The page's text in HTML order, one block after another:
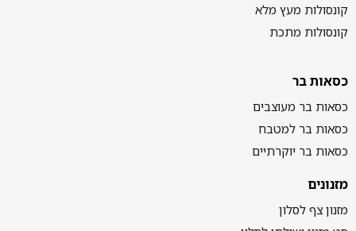
קונסולות מעץ מלא
קונסולות מתכת
כסאות בר
כסאות בר מעוצבים
כסאות בר למטבח
כסאות בר יוקרתיים
מזנונים
מזנון צף לסלון